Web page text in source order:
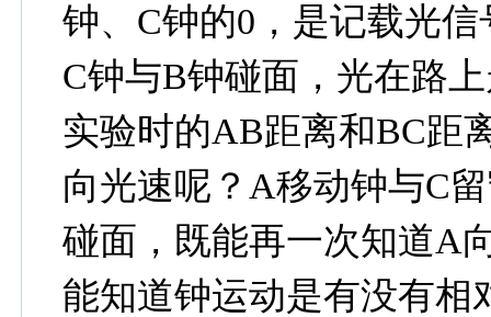
钟、C钟的0，是记载光
C钟与B钟碰面，光在路
实验时的AB距离和BC距
向光速呢？A移动钟与C
碰面，既能再一次知道A
能知道钟运动是有没有相